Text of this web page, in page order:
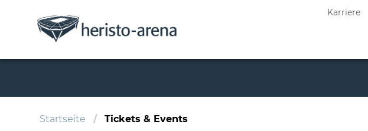
Karriere
Startseite Tickets & Events